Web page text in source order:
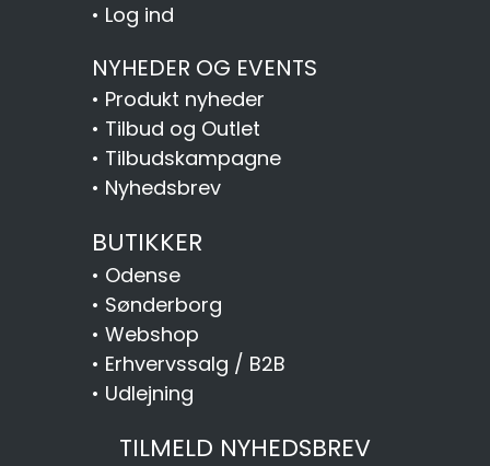
• Log ind
NYHEDER OG EVENTS
• Produkt nyheder
• Tilbud og Outlet
• Tilbudskampagne
• Nyhedsbrev
BUTIKKER
• Odense
• Sønderborg
• Webshop
• Erhvervssalg / B2B
• Udlejning
TILMELD NYHEDSBREV